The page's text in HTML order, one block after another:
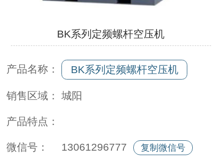
BK系列定频螺杆空压机
产品名称： BK系列定频螺杆空压机
销售区域： 城阳
产品特点：
微信号： 13061296777 复制微信号